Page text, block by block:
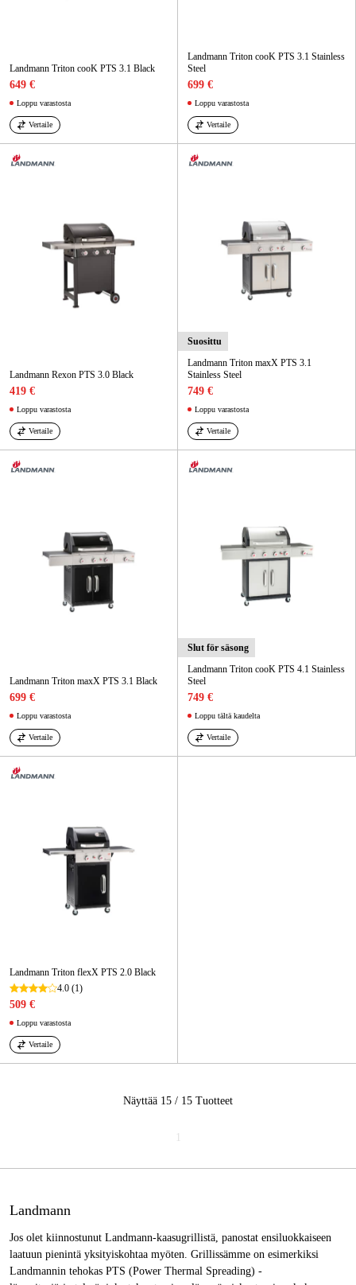
Landmann Triton cooK PTS 3.1 Black
649 €
Loppu varastosta
Vertaile
Landmann Triton cooK PTS 3.1 Stainless
Steel
699 €
Loppu varastosta
Vertaile
Landmann Rexon PTS 3.0 Black
419 €
Loppu varastosta
Vertaile
Suosittu
Landmann Triton maxX PTS 3.1
Stainless Steel
749 €
Loppu varastosta
Vertaile
Landmann Triton maxX PTS 3.1 Black
699 €
Loppu varastosta
Vertaile
Slut för säsong
Landmann Triton cooK PTS 4.1 Stainless
Steel
749 €
Loppu tältä kaudelta
Vertaile
Landmann Triton flexX PTS 2.0 Black
4.0 (1)
509 €
Loppu varastosta
Vertaile
Näyttää 15 / 15 Tuotteet
1
Landmann
Jos olet kiinnostunut Landmann-kaasugrillistä, panostat ensiluokkaiseen
laatuun pienintä yksityiskohtaa myöten. Grillissämme on esimerkiksi
Landmannin tehokas PTS (Power Thermal Spreading) -